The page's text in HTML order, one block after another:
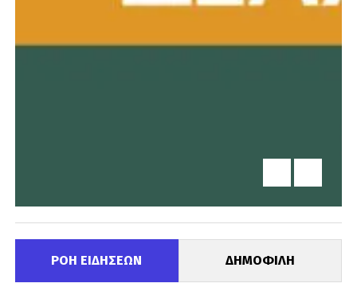
ΡΟΗ ΕΙΔΗΣΕΩΝ ΔΗΜΟΦΙΛΗ